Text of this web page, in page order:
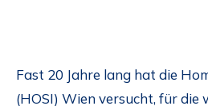
Fast 20 Jahre lang hat die
(HOSI) Wien versucht, für die